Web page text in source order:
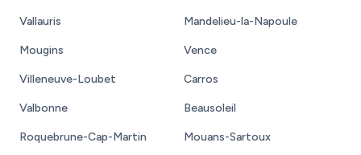
Vallauris Mandelieu-la-Napoule
Mougins Vence
Villeneuve-Loubet Carros
Valbonne Beausoleil
Roquebrune-Cap-Martin Mouans-Sartoux